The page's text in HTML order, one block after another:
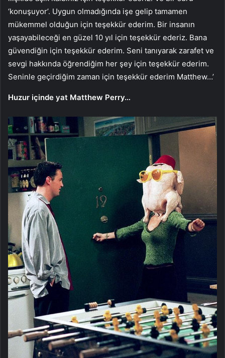
‘konuşuyor’. Uygun olmadığında işe gelip tamamen
mükemmel olduğun için teşekkür ederim. Bir insanın
yaşayabileceği en güzel 10 yıl için teşekkür ederiz. Bana
güvendiğin için teşekkür ederim. Seni tanıyarak zarafet ve
sevgi hakkında öğrendiğim her şey için teşekkür ederim.
Seninle geçirdiğim zaman için teşekkür ederim Matthew…’
Huzur içinde yat Matthew Perry…